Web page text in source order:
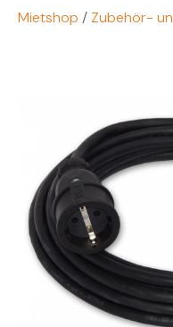
Mietshop / Zubehör-